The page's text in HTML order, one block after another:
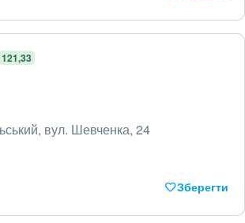
121,33
вул. Шевченка, 24
Зберегти